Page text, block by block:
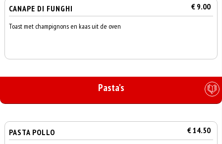
CANAPE DI FUNGHI € 9.00
Toast met champignons en kaas uit de oven
Pasta's
PASTA POLLO € 14.50